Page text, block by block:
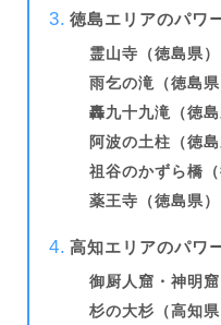
徳島エリアのパワ
霊山寺（徳島県）
雨乞の滝（徳島県
轟九十九滝（徳島
阿波の土柱（徳島
祖谷のかずら橋（
薬王寺（徳島県）
高知エリアのパワ
御厨人窟・神明窟
杉の大杉（高知県